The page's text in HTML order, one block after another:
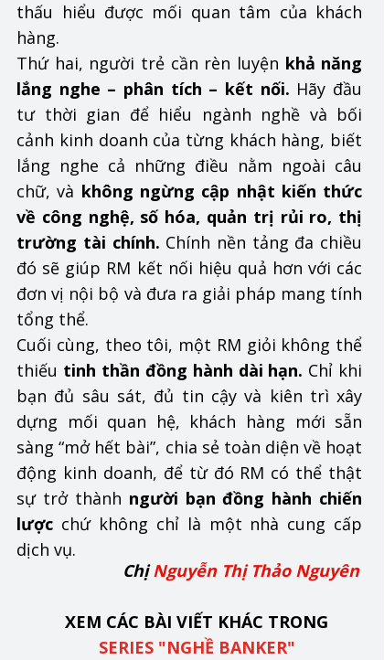
thấu hiểu được mối quan tâm của khách
hàng.
Thứ hai, người trẻ cần rèn luyện khả năng
lắng nghe – phân tích – kết nối. Hãy đầu
tư thời gian để hiểu ngành nghề và bối
cảnh kinh doanh của từng khách hàng, biết
lắng nghe cả những điều nằm ngoài câu
chữ, và không ngừng cập nhật kiến thức
về công nghệ, số hóa, quản trị rủi ro, thị
trường tài chính. Chính nền tảng đa chiều
đó sẽ giúp RM kết nối hiệu quả hơn với các
đơn vị nội bộ và đưa ra giải pháp mang tính
tổng thể.
Cuối cùng, theo tôi, một RM giỏi không thể
thiếu tinh thần đồng hành dài hạn. Chỉ khi
bạn đủ sâu sát, đủ tin cậy và kiên trì xây
dựng mối quan hệ, khách hàng mới sẵn
sàng “mở hết bài”, chia sẻ toàn diện về hoạt
động kinh doanh, để từ đó RM có thể thật
sự trở thành người bạn đồng hành chiến
lược chứ không chỉ là một nhà cung cấp
dịch vụ.
XEM CÁC BÀI VIẾT KHÁC TRONG
SERIES "NGHỀ BANKER"
ChịNguyễn Thị Thảo Nguyên